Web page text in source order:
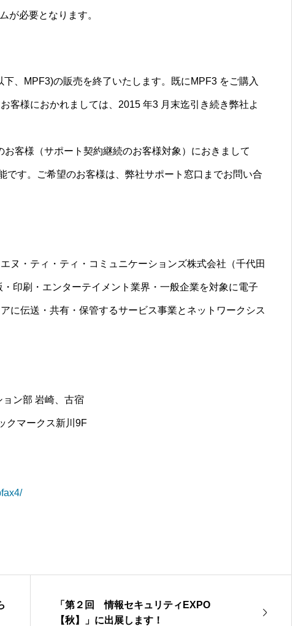
が必要となります。
、MPF3)の販売を終了いたします。既にMPF3 をご購入
客様におかれましては、2015 年3 月末迄引き続き弊社よ
客様（サポート契約継続のお客様対象）におきまして
です。ご希望のお客様は、弊社サポート窓口までお問い合
ヌ・ティ・ティ・コミュニケーションズ株式会社（千代田
印刷・エンターテイメント業界・一般企業を対象に電子
に伝送・共有・保管するサービス事業とネットワークシス
ン部 岩崎、古宿
クマークス新川9F
「第２回 情報セキュリティEXPO
【秋】」に出展します！